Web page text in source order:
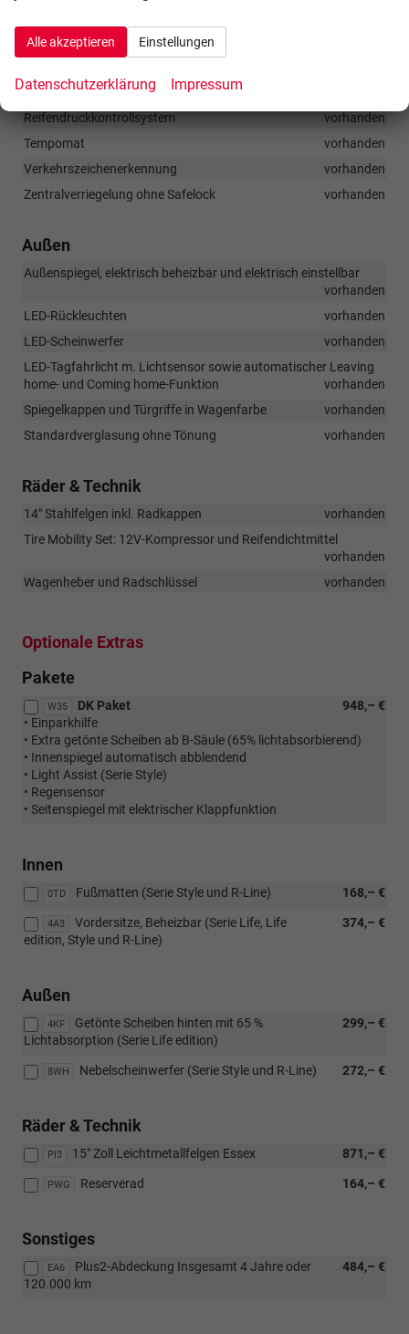
Parksensoren hinten
PreCrash bereitet die Insassen auf einen möglichen Unfall vor,
Schiebedach geschlossen werden
Reifendruckkontrollsystem
vorhanden
Tempomat
vorhanden
Verkehrszeichenerkennung
vorhanden
Zentralverriegelung ohne Safelock
vorhanden
Außen
Außenspiegel, elektrisch beheizbar und elektrisch einstellbar
vorhanden
LED-Rückleuchten
vorhanden
LED-Scheinwerfer
vorhanden
LED-Tagfahrlicht m. Lichtsensor sowie automatischer Leaving
home- und Coming home-Funktion
vorhanden
Spiegelkappen und Türgriffe in Wagenfarbe
vorhanden
Standardverglasung ohne Tönung
vorhanden
Räder & Technik
14" Stahlfelgen inkl. Radkappen
vorhanden
Tire Mobility Set: 12V-Kompressor und Reifendichtmittel
vorhanden
Wagenheber und Radschlüssel
vorhanden
Optionale Extras
Pakete
W35 948,– €
DK Paket
• Einparkhilfe
• Extra getönte Scheiben ab B-Säule (65% lichtabsorbierend)
• Innenspiegel automatisch abblendend
• Light Assist (Serie Style)
• Regensensor
• Seitenspiegel mit elektrischer Klappfunktion
Innen
0TD 168,– €
Fußmatten (Serie Style und R-Line)
4A3 374,– €
Vordersitze, Beheizbar (Serie Life, Life
edition, Style und R-Line)
Außen
4KF 299,– €
Getönte Scheiben hinten mit 65 %
Lichtabsorption (Serie Life edition)
8WH 272,– €
Nebelscheinwerfer (Serie Style und R-Line)
Räder & Technik
PI3 871,– €
15" Zoll Leichtmetallfelgen Essex
PWG 164,– €
Reserverad
Sonstiges
EA6 484,– €
Plus2-Abdeckung Insgesamt 4 Jahre oder
120.000 km
Alle akzeptieren Einstellungen
Datenschutzerklärung Impressum